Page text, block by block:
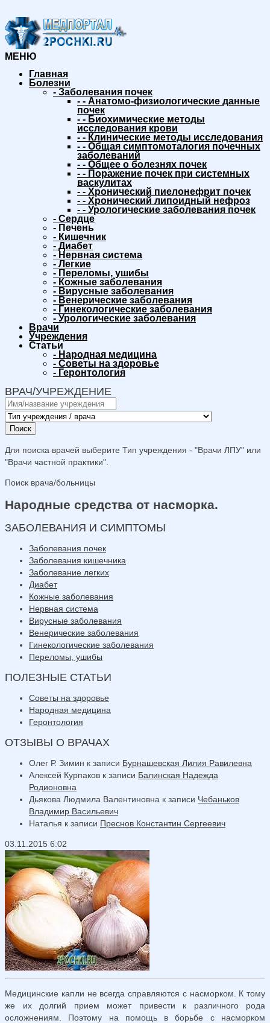
МЕНЮ
Главная
Болезни
- Заболевания почек
- - Анатомо-физиологические данные
почек
- - Биохимические методы
исследования крови
- - Клинические методы исследования
- - Общая симптомоталогия почечных
заболеваний
- - Общее о болезнях почек
- - Поражение почек при системных
васкулитах
- - Хронический пиелонефрит почек
- - Хронический липоидный нефроз
- - Урологические заболевания почек
- Сердце
- Печень
- Кишечник
- Диабет
- Нервная система
- Легкие
- Переломы, ушибы
- Кожные заболевания
- Вирусные заболевания
- Венерические заболевания
- Гинекологические заболевания
- Урологические заболевания
Врачи
Учреждения
Статьи
- Народная медицина
- Советы на здоровье
- Геронтология
ВРАЧ/УЧРЕЖДЕНИЕ
Поиск
Для поиска врачей выберите Тип учреждения - "Врачи ЛПУ" или
"Врачи частной практики".
Поиск врача/больницы
Народные средства от насморка.
ЗАБОЛЕВАНИЯ И СИМПТОМЫ
Заболевания почек
Заболевания кишечника
Заболевание легких
Диабет
Кожные заболевания
Нервная система
Вирусные заболевания
Венерические заболевания
Гинекологические заболевания
Переломы, ушибы
ПОЛЕЗНЫЕ СТАТЬИ
Советы на здоровье
Народная медицина
Геронтология
ОТЗЫВЫ О ВРАЧАХ
Олег Р. Зимин к записи Бурнашевская Лилия Равилевна
Алексей Курпаков к записи Балинская Надежда
Родионовна
Дьякова Людмила Валентиновна к записи Чебаньков
Владимир Васильевич
Наталья к записи Преснов Константин Сергеевич
03.11.2015 6:02
Медицинские капли не всегда справляются с насморком. К тому
же их долгий прием может привести к различного рода
осложнениям. Поэтому на помощь в борьбе с насморком